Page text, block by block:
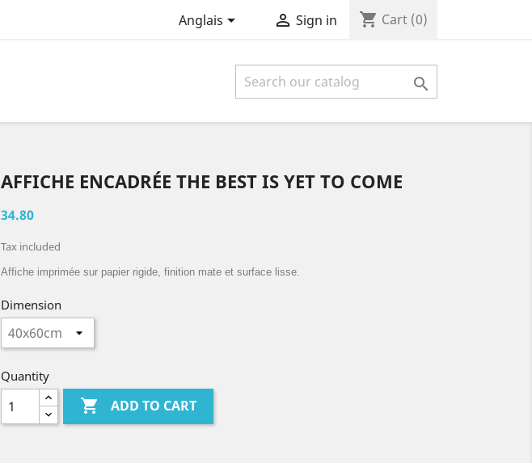
Anglais  Sign in shopping_cart Cart (0)

AFFICHE ENCADRÉE THE BEST IS YET TO COME
34.80
Tax included
Affiche imprimée sur papier rigide, finition mate et surface lisse.
Dimension
Quantity
 ADD TO CART